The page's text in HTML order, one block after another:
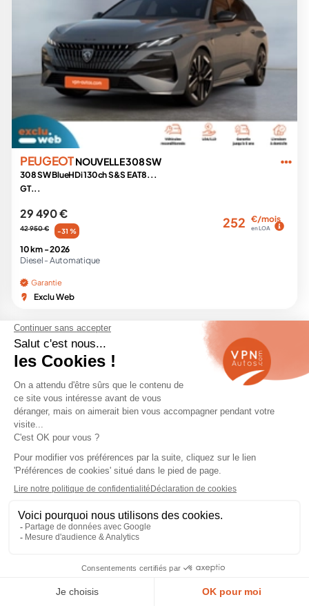
PEUGEOTNOUVELLE 308 SW
308 SW BlueHDi 130ch S&S EAT8...
GT...
29 490 €
42 950 € -31 %
252 €/mois
en LOA
10 km -2026
Diesel - Automatique
Garantie
Exclu Web
SATISFAIT
ou remboursé
LIVRAISON
partout en France
Achat
Pourquoi choisir une Peugeot
occasion ?
voiture fiable, bien équipée, agréable à conduire et
l’aura d’un constructeur premium allemand, mais elle